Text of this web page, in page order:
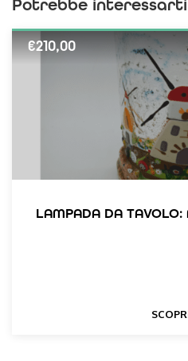
Potrebbe
€210,00
LAMPADA DA TAVOLO: